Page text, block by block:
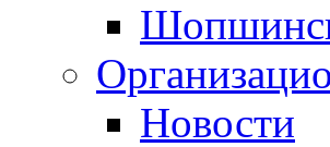
Новости